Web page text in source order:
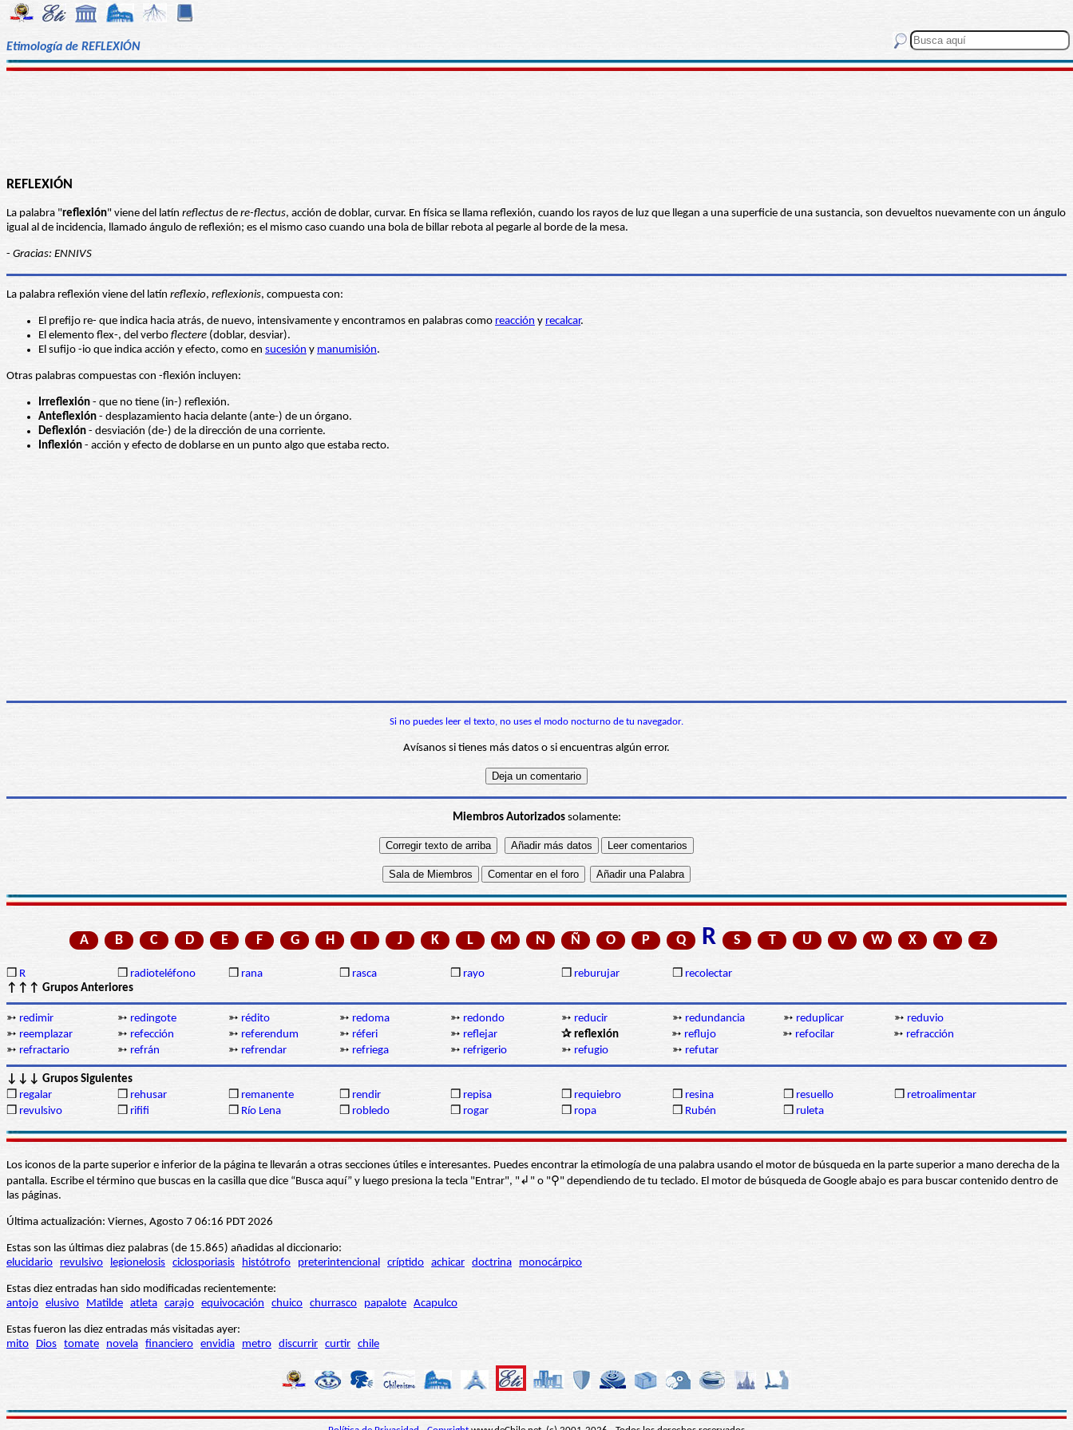
Etimología de REFLEXIÓN
REFLEXIÓN
La palabra "reflexión" viene del latín reflectus de re-flectus, acción de doblar, curvar. En física se llama reflexión, cuando los rayos de luz que llegan a una superficie de una sustancia, son devueltos nuevamente con un ángulo
igual al de incidencia, llamado ángulo de reflexión; es el mismo caso cuando una bola de billar rebota al pegarle al borde de la mesa.
- Gracias: ENNIVS
La palabra reflexión viene del latín reflexio, reflexionis, compuesta con:
El prefijo re- que indica hacia atrás, de nuevo, intensivamente y encontramos en palabras como reacción y recalcar.
El elemento flex-, del verbo flectere (doblar, desviar).
El sufijo -io que indica acción y efecto, como en sucesión y manumisión.
Otras palabras compuestas con -flexión incluyen:
Irreflexión - que no tiene (in-) reflexión.
Anteflexión - desplazamiento hacia delante (ante-) de un órgano.
Deflexión - desviación (de-) de la dirección de una corriente.
Inflexión - acción y efecto de doblarse en un punto algo que estaba recto.
Si no puedes leer el texto, no uses el modo nocturno de tu navegador.
Avísanos si tienes más datos o si encuentras algún error.
Miembros Autorizadossolamente:
A B C D E F G H I J K L M N Ñ O P Q R S T U V W X Y Z
❒ R ❒ radioteléfono ❒ rana ❒ rasca ❒ rayo ❒ reburujar ❒ recolectar
↑↑↑ Grupos Anteriores
➳ redimir ➳ redingote ➳ rédito ➳ redoma ➳ redondo ➳ reducir ➳ redundancia ➳ reduplicar ➳ reduvio
➳ reemplazar ➳ refección ➳ referendum ➳ réferi ➳ reflejar ✰ reflexión ➳ reflujo ➳ refocilar ➳ refracción
➳ refractario ➳ refrán ➳ refrendar ➳ refriega ➳ refrigerio ➳ refugio ➳ refutar
↓↓↓ Grupos Siguientes
❒ regalar ❒ rehusar ❒ remanente ❒ rendir ❒ repisa ❒ requiebro ❒ resina ❒ resuello ❒ retroalimentar
❒ revulsivo ❒ rififi ❒ Río Lena ❒ robledo ❒ rogar ❒ ropa ❒ Rubén ❒ ruleta
Los iconos de la parte superior e inferior de la página te llevarán a otras secciones útiles e interesantes. Puedes encontrar la etimología de una palabra usando el motor de búsqueda en la parte superior a mano derecha de la
pantalla. Escribe el término que buscas en la casilla que dice “Busca aquí” y luego presiona la tecla "Entrar", "↲" o "⚲" dependiendo de tu teclado. El motor de búsqueda de Google abajo es para buscar contenido dentro de
las páginas.
Última actualización: Viernes, Agosto 7 06:16 PDT 2026
Estas son las últimas diez palabras (de 15.865) añadidas al diccionario:
elucidario
revulsivo legionelosis ciclosporiasis histótrofo preterintencional críptido achicar doctrina monocárpico
Estas diez entradas han sido modificadas recientemente:
antojo elusivo Matilde atleta carajo equivocación chuico churrasco papalote Acapulco
Estas fueron las diez entradas más visitadas ayer:
mito
Dios tomate novela financiero envidia metro discurrir curtir chile